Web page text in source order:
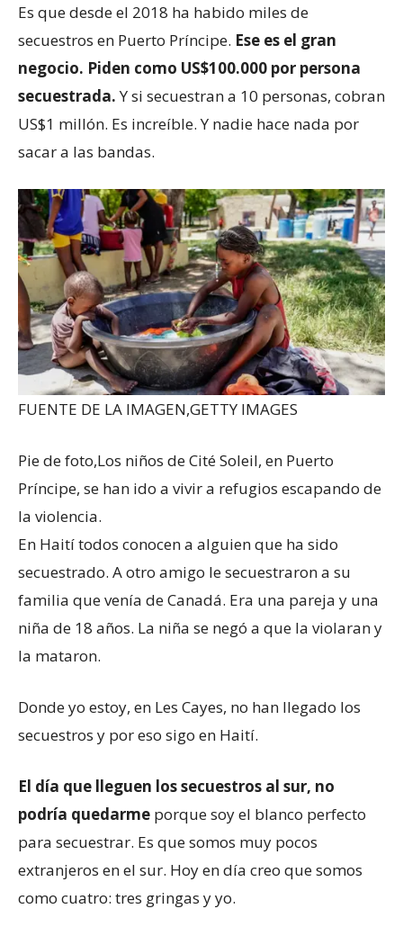
Es que desde el 2018 ha habido miles de
secuestros en Puerto Príncipe. Ese es el gran
negocio. Piden como US$100.000 por persona
secuestrada.Y si secuestran a 10 personas, cobran
US$1 millón. Es increíble. Y nadie hace nada por
sacar a las bandas.
FUENTE DE LA IMAGEN,GETTY IMAGES
Pie de foto,Los niños de Cité Soleil, en Puerto
Príncipe, se han ido a vivir a refugios escapando de
la violencia.
En Haití todos conocen a alguien que ha sido
secuestrado. A otro amigo le secuestraron a su
familia que venía de Canadá. Era una pareja y una
niña de 18 años. La niña se negó a que la violaran y
la mataron.
Donde yo estoy, en Les Cayes, no han llegado los
secuestros y por eso sigo en Haití.
El día que lleguen los secuestros al sur, no
podría quedarme porque soy el blanco perfecto
para secuestrar. Es que somos muy pocos
extranjeros en el sur. Hoy en día creo que somos
como cuatro: tres gringas y yo.